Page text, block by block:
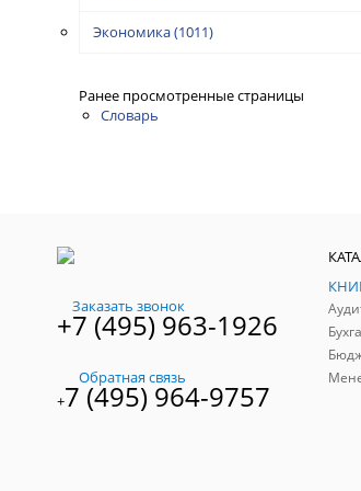
Экономика(1011)
Ранее просмотренные страницы
Словарь
Заказать звонок
+7 (495) 963-1926
Обратная связь
+7 (495) 964-9757